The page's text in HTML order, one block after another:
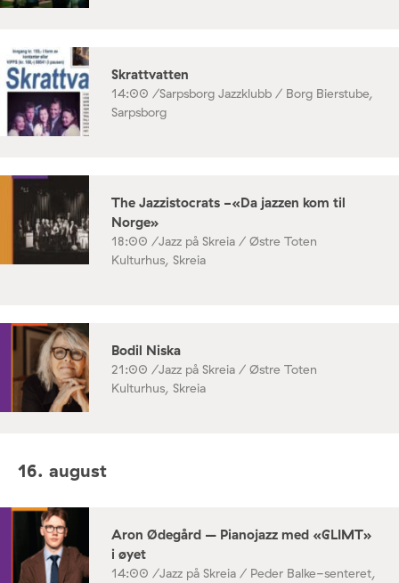
Skrattvatten
14:00 /Sarpsborg Jazzklubb / Borg Bierstube,
Sarpsborg
The Jazzistocrats -«Da jazzen kom til
Norge»
18:00 /Jazz på Skreia / Østre Toten
Kulturhus, Skreia
Bodil Niska
21:00 /Jazz på Skreia / Østre Toten
Kulturhus, Skreia
16. august
Aron Ødegård – Pianojazz med «GLIMT»
i øyet
14:00 /Jazz på Skreia / Peder Balke-senteret,